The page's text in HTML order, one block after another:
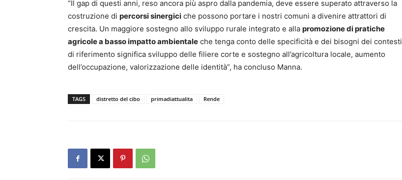
“Il gap di questi anni, reso ancora più aspro dalla pandemia, deve essere superato attraverso la
costruzione di percorsi sinergici che possono portare i nostri comuni a divenire attrattori di
crescita. Un maggiore sostegno allo sviluppo rurale integrato e alla promozione di pratiche
agricole a basso impatto ambientale che tenga conto delle specificità e dei bisogni dei contesti
di riferimento significa sviluppo delle filiere corte e sostegno all’agricoltura locale, aumento
dell’occupazione, valorizzazione delle identità”, ha concluso Manna.
TAGS distretto del cibo primadiattualita Rende